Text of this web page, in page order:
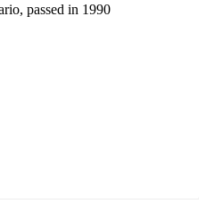
passed in 1990